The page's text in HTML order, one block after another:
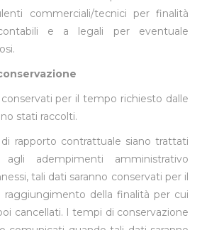
commerciali/tecnici per finalità
e a legali per eventuale
per il tempo richiesto dalle
stati raccolti.
rapporto contrattuale siano trattati
adempimenti amministrativo
tali dati saranno conservati per il
raggiungimento della finalità per cui
cancellati. I tempi di conservazione